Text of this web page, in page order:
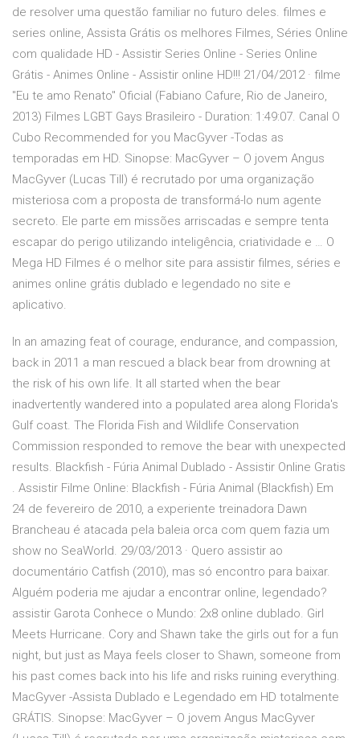
de resolver uma questão familiar no futuro deles. filmes e
series online, Assista Grátis os melhores Filmes, Séries Online
com qualidade HD - Assistir Series Online - Series Online
Grátis - Animes Online - Assistir online HD!!! 21/04/2012 · filme
"Eu te amo Renato" Oficial (Fabiano Cafure, Rio de Janeiro,
2013) Filmes LGBT Gays Brasileiro - Duration: 1:49:07. Canal O
Cubo Recommended for you MacGyver -Todas as
temporadas em HD. Sinopse: MacGyver – O jovem Angus
MacGyver (Lucas Till) é recrutado por uma organização
misteriosa com a proposta de transformá-lo num agente
secreto. Ele parte em missões arriscadas e sempre tenta
escapar do perigo utilizando inteligência, criatividade e … O
Mega HD Filmes é o melhor site para assistir filmes, séries e
animes online grátis dublado e legendado no site e
aplicativo.
In an amazing feat of courage, endurance, and compassion,
back in 2011 a man rescued a black bear from drowning at
the risk of his own life. It all started when the bear
inadvertently wandered into a populated area along Florida's
Gulf coast. The Florida Fish and Wildlife Conservation
Commission responded to remove the bear with unexpected
results. Blackfish - Fúria Animal Dublado - Assistir Online Gratis
. Assistir Filme Online: Blackfish - Fúria Animal (Blackfish) Em
24 de fevereiro de 2010, a experiente treinadora Dawn
Brancheau é atacada pela baleia orca com quem fazia um
show no SeaWorld. 29/03/2013 · Quero assistir ao
documentário Catfish (2010), mas só encontro para baixar.
Alguém poderia me ajudar a encontrar online, legendado?
assistir Garota Conhece o Mundo: 2x8 online dublado. Girl
Meets Hurricane. Cory and Shawn take the girls out for a fun
night, but just as Maya feels closer to Shawn, someone from
his past comes back into his life and risks ruining everything.
MacGyver -Assista Dublado e Legendado em HD totalmente
GRÁTIS. Sinopse: MacGyver – O jovem Angus MacGyver